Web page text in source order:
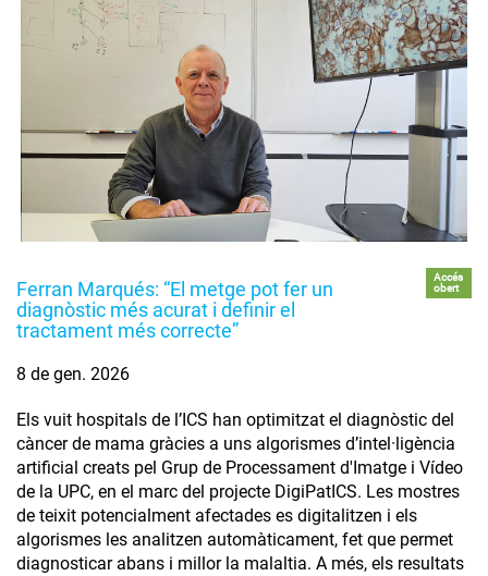
Ferran Marqués: “El metge pot fer un
diagnòstic més acurat i definir el
tractament més correcte”
Accés
obert
8 de gen. 2026
Els vuit hospitals de l’ICS han optimitzat el diagnòstic del
càncer de mama gràcies a uns algorismes d’intel·ligència
artificial creats pel Grup de Processament d'Imatge i Vídeo
de la UPC, en el marc del projecte DigiPatICS. Les mostres
de teixit potencialment afectades es digitalitzen i els
algorismes les analitzen automàticament, fet que permet
diagnosticar abans i millor la malaltia. A més, els resultats